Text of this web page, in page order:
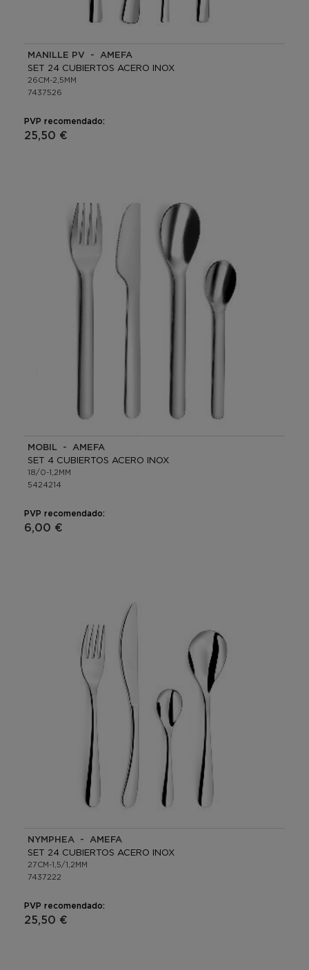
MANILLE PV - AMEFA
SET 24 CUBIERTOS ACERO INOX
26CM-2,5MM
7437526
PVP recomendado:
25,50 €
MOBIL - AMEFA
SET 4 CUBIERTOS ACERO INOX
18/0-1,2MM
5424214
PVP recomendado:
6,00 €
NYMPHEA - AMEFA
SET 24 CUBIERTOS ACERO INOX
27CM-1,5/1,2MM
7437222
PVP recomendado:
25,50 €